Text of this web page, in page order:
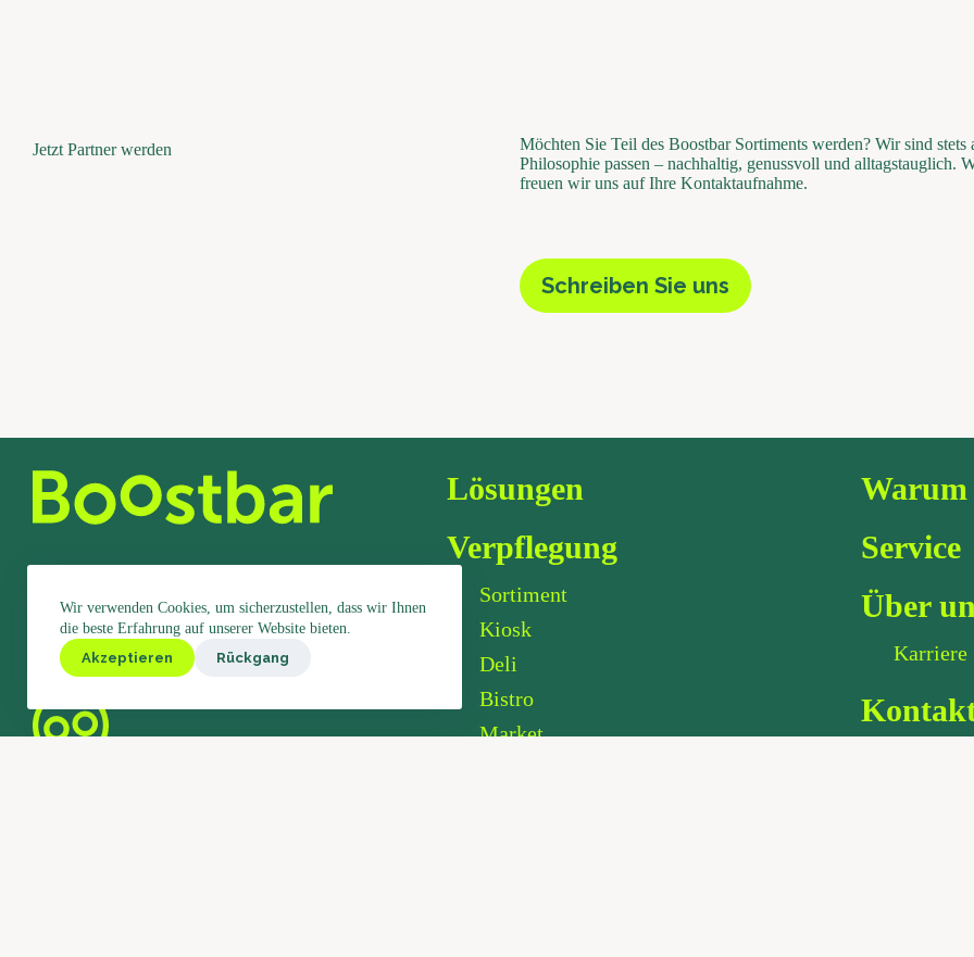
Wir verwenden Cookies, um sicherzustellen, dass wir Ihnen
die beste Erfahrung auf unserer Website bieten.
Akzeptieren
Rückgang
Jetzt Partner werden
Möchten Sie Teil des Boostbar Sortiments werden? Wir sind
Philosophie passen – nachhaltig, genussvoll und alltagstauglich.
freuen wir uns auf Ihre Kontaktaufnahme.
Schreiben Sie uns
Lösungen
Verpflegung
Sortiment
Kiosk
Deli
Bistro
Market
Warum
Service
Über
Karriere